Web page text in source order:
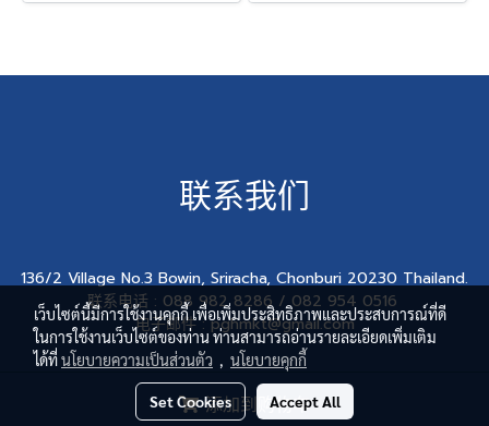
添加到购物车
联系我们
136/2 Village No.3 Bowin, Sriracha, Chonburi 20230 Thailand.
联系电话 : 088 982 8286 / 082 954 0516
电子邮件 : pghmkt@gmail.com
© Copyright 2017 All Rights Reserved
เว็บไซต์นี้มีการใช้งานคุกกี้ เพื่อเพิ่มประสิทธิภาพและประสบการณ์ที่ดี
ในการใช้งานเว็บไซต์ของท่าน ท่านสามารถอ่านรายละเอียดเพิ่มเติม
ได้ที่นโยบายความเป็นส่วนตัว , นโยบายคุกกี้
Set Cookies Accept All